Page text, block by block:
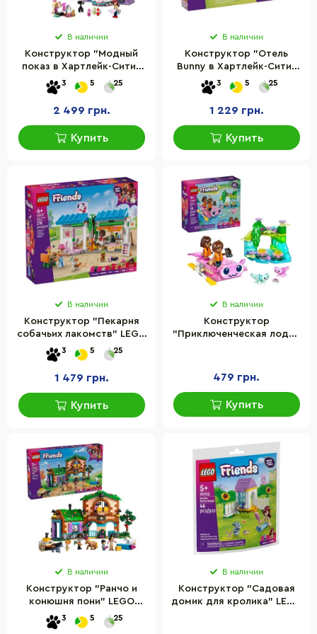
В наличии
Конструктор "Модный
показ в Хартлейк-Сити"
LEGO 42685, 410 деталей
3 5 25
2 499 грн.
Купить
В наличии
Конструктор "Отель
Bunny в Хартлейк-Сити"
LEGO 42679, 161 деталь
3 5 25
1 229 грн.
Купить
В наличии
Конструктор "Пекарня
собачьих лакомств" LEGO
42677, 278 деталей
3 5 25
1 479 грн.
Купить
В наличии
Конструктор
"Приключенческая лодка
479 грн.
Купить
В наличии
Конструктор "Ранчо и
конюшня пони" LEGO
42654, 727 деталей
3 5 25
В наличии
Конструктор "Садовая
домик для кролика" LEGO